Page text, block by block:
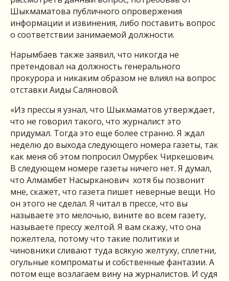
Шыкмаматова публичного опровержения
информации и извинения, либо поставить вопрос
о соответствии занимаемой должности.
Нарымбаев также заявил, что никогда не
претендовал на должность генерального
прокурора и никаким образом не влиял на вопрос
отставки Аиды Саляновой.
«Из прессы я узнал, что Шыкмаматов утверждает,
что не говорил такого, что журналист это
придумал. Тогда это еще более странно. Я ждал
неделю до выхода следующего номера газеты, так
как меня об этом попросил Омурбек Чиркешович.
В следующем номере газеты ничего нет. Я думал,
что Алмамбет Насырканович хотя бы позвонит
мне, скажет, что газета пишет неверные вещи. Но
он этого не сделал. Я читал в прессе, что вы
называете это мелочью, вините во всем газету,
называете прессу желтой. Я вам скажу, что она
пожелтела, потому что такие политики и
чиновники сливают туда всякую желтуху, сплетни,
огульные компроматы и собственные фантазии. А
потом еще возлагаем вину на журналистов. И судя